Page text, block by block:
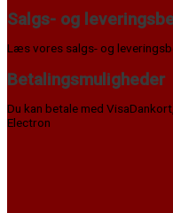
Salgs- og
Læs vores salgs- og
Betalingsmuligheder
Du kan betale med
Electron